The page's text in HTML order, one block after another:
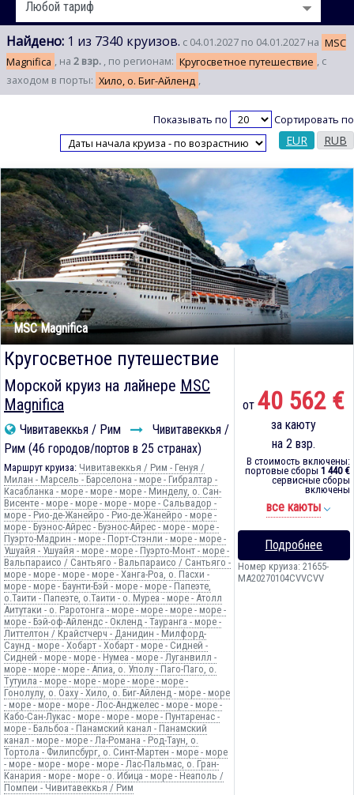
Найдено: 1 из 7340 круизов. с 04.01.2027 по 04.01.2027 на MSC
Magnifica , на 2 взр. , по регионам: Кругосветное путешествие , с
заходом в порты: Хило, о. Биг-Айленд ,
Показывать по Сортировать по
EUR RUB
MSC Magnifica
Кругосветное путешествие
Морской круиз на лайнере MSC
Magnifica
Чивитавеккья / Рим
Чивитавеккья /
Рим (46 городов/портов в 25 странах)
Маршрут круиза: Чивитавеккья / Рим - Генуя /
Милан - Марсель - Барселона - море - Гибралтар -
Касабланка - море - море - море - Минделу, о. Сан-
Висенте - море - море - море - море - Сальвадор -
море - Рио-де-Жанейро - Рио-де-Жанейро - море -
море - Буэнос-Айрес - Буэнос-Айрес - море - море -
Пуэрто-Мадрин - море - Порт-Стэнли - море - море -
Ушуайя - Ушуайя - море - море - Пуэрто-Монт - море -
Вальпараисо / Сантьяго - Вальпараисо / Сантьяго -
море - море - море - море - Ханга-Роа, о. Пасхи -
море - море - Баунти-Бэй - море - море - Папеэте,
о.Таити - Папеэте, о.Таити - о. Муреа - море - Атолл
Аитутаки - о. Раротонга - море - море - море - море -
море - Бэй-оф-Айлендс - Окленд - Тауранга - море -
Литтелтон / Крайстчерч - Данидин - Милфорд-
Саунд - море - Хобарт - Хобарт - море - Сидней -
Сидней - море - море - Нумеа - море - Луганвилл -
море - море - море - Апиа, о. Уполу - Паго-Паго, о.
Тутуила - море - море - море - море - море -
Гонолулу, о. Оаху - Хило, о. Биг-Айленд - море - море
- море - море - море - Лос-Анджелес - море - море -
Кабо-Сан-Лукас - море - море - море - Пунтаренас -
море - Бальбоа - Панамский канал - Панамский
канал - море - море - Ла-Романа - Род-Таун, о.
Тортола - Филипсбург, о. Синт-Мартен - море - море
- море - море - море - море - Лас-Пальмас, о. Гран-
Канария - море - море - о. Ибица - море - Неаполь /
Помпеи - Чивитавеккья / Рим
от40 562 €
за каюту
на 2 взр.
В стоимость включены:
портовые сборы 1 440 €
сервисные сборы
включены
все каюты
Подробнее
Номер круиза: 21655-
MA20270104CVVCVV